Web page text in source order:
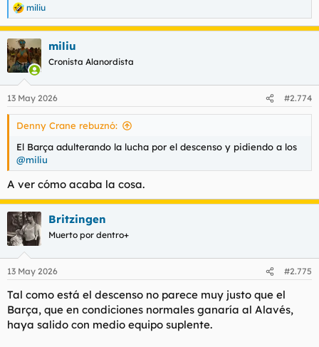
R
e
a
c
c
i
e
s
miliu
miliu
Cronista Alanordista
13 May 2026 #2.774
Denny Crane rebuznó:
El Barça adulterando la lucha por el descenso y pidiendo a los
@miliu
A ver cómo acaba la cosa.
Britzingen
Muerto por dentro+
13 May 2026 #2.775
Tal como está el descenso no parece muy justo que el
Barça, que en condiciones normales ganaría al Alavés,
haya salido con medio equipo suplente.